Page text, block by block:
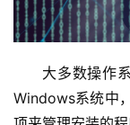
大多数操作
Windows系统中